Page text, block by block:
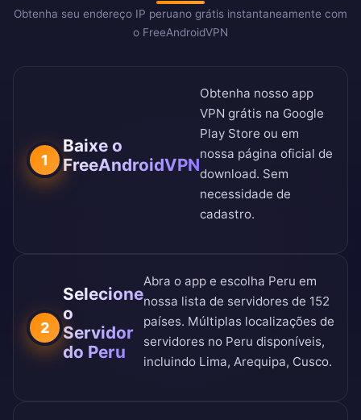
Obtenha seu endereço IP peruano grátis instantaneamente com
o FreeAndroidVPN
1
Baixe o
FreeAndroidVPN
Obtenha nosso app
VPN grátis na Google
Play Store ou em
nossa página oficial de
download. Sem
necessidade de
cadastro.
2
Selecione
o
Servidor
do Peru
Abra o app e escolha Peru em
nossa lista de servidores de 152
países. Múltiplas localizações de
servidores no Peru disponíveis,
incluindo Lima, Arequipa, Cusco.